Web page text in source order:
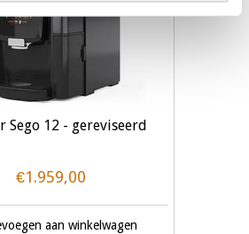
Sego 12 - gereviseerd
€1.959,00
aan winkelwagen